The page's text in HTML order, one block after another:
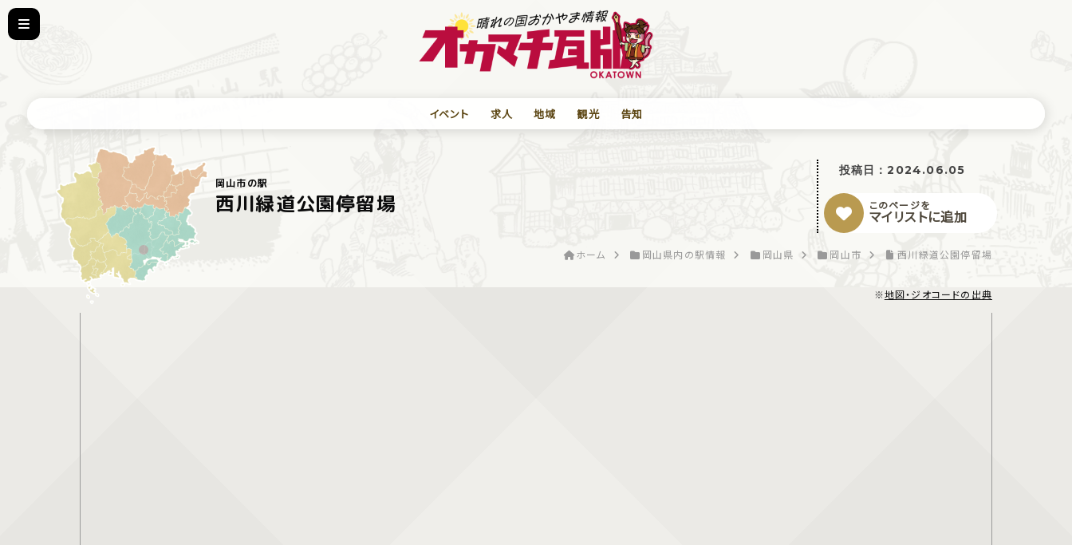
イベント 求人 地域 観光 告知
岡山市の駅
西川緑道公園停留場
投稿日：2024.06.05
このページを
マイリストに追加
ホーム 岡山県内の駅情報 岡山県 岡山市 西川緑道公園停留場
※地図・ジオコードの出典